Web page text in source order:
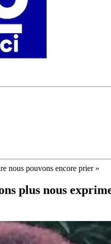
nous pouvons encore prier »
plus nous